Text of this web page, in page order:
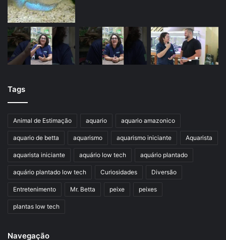
Tags
Animal de Estimação aquario aquario amazonico
aquario de betta aquarismo aquarismo iniciante Aquarista
aquarista iniciante aquário low tech aquário plantado
aquário plantado low tech Curiosidades Diversão
Entretenimento Mr. Betta peixe peixes
plantas low tech
Navegação